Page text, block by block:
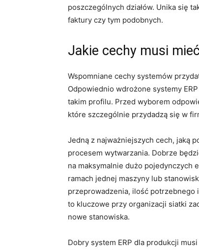
poszczególnych działów. Unika się
faktury czy tym podobnych.
Jakie cechy musi
Wspomniane cechy systemów
Odpowiednio wdrożone systemy
takim profilu. Przed wyborem
które szczególnie przydadzą się w
Jedną z najważniejszych cech, jaką
procesem wytwarzania. Dobrze
na maksymalnie dużo pojedynczych
ramach jednej maszyny lub
przeprowadzenia, ilość potrzebnego
to kluczowe przy organizacji siatki
nowe stanowiska.
Dobry system ERP dla produkcji